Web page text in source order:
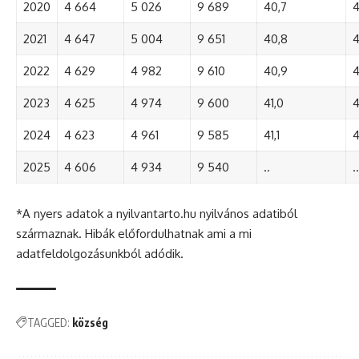
2020 4 664 5 026 9 689 40,7
2021 4 647 5 004 9 651 40,8
2022 4 629 4 982 9 610 40,9
2023 4 625 4 974 9 600 41,0
2024 4 623 4 961 9 585 41,1
2025 4 606 4 934 9 540 .. ..
*A nyers adatok a nyilvantarto.hu nyilvános adatiból
származnak. Hibák előfordulhatnak ami a mi
adatfeldolgozásunkból adódik.
TAGGED: község